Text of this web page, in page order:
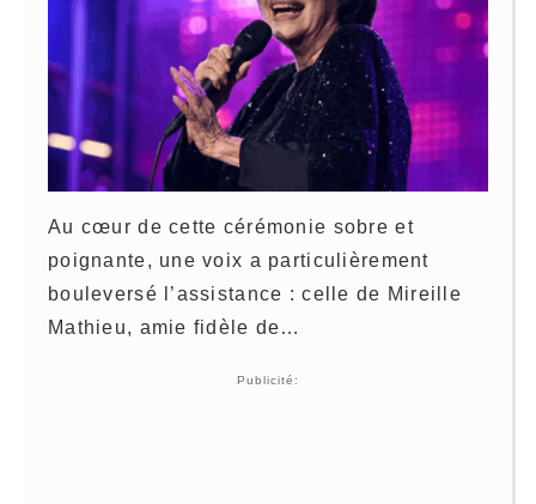
Au cœur de cette cérémonie sobre et
poignante, une voix a particulièrement
bouleversé l’assistance : celle de Mireille
Mathieu, amie fidèle de…
Publicité: